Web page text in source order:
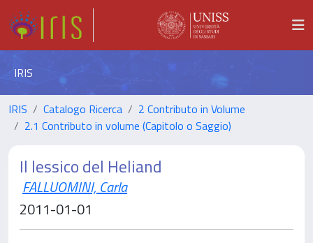
IRIS
IRIS Catalogo Ricerca
2 Contributo in Volume
2.1 Contributo in volume (Capitolo o Saggio)
Il lessico del Heliand
FALLUOMINI, Carla
2011-01-01